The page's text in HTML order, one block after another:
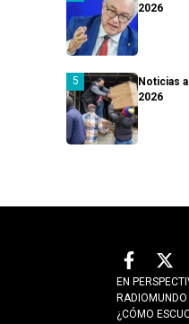
2026
Noticias
2026
EN
¿CÓMO